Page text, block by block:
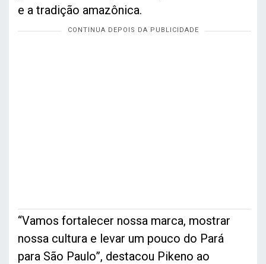
e a tradição amazônica.
“Vamos fortalecer nossa marca, mostrar
nossa cultura e levar um pouco do Pará
para São Paulo”, destacou Pikeno ao